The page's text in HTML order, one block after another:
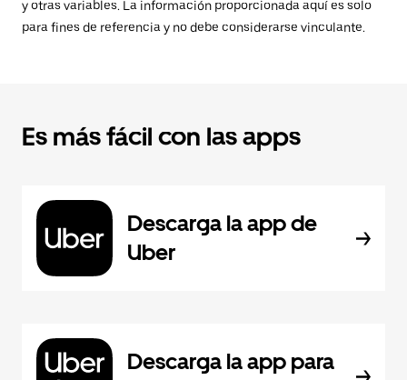
y otras variables. La información proporcionada aquí es solo
para fines de referencia y no debe considerarse vinculante.
Es más fácil con las apps
Descarga la app de
Uber
Descarga la app para